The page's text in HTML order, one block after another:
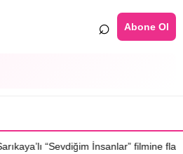
⌕ Abone Ol
“Sevdiğim İnsanlar” filmine flaş